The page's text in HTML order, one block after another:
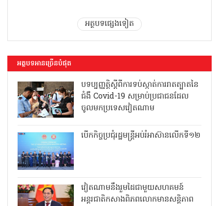
អត្ថបទផ្សេងទៀត
អត្ថបទអានច្រើនបំផុត
បទប្បញ្ញត្តិស្តីពីការទប់ស្កាត់ការរាតត្បាតនៃ
ជំងឺ Covid-19 សម្រាប់ប្រជាជនដែល
ចូលមកប្រទេសវៀតណាម
បើកកិច្ចប្រជុំរដ្ឋមន្ត្រីអប់រំអាស៊ានលើកទី១២
វៀតណាមនឹងរួមដៃជាមួយសហគមន៍
អន្តរជាតិកសាងពិភពលោកមានសន្តិភាព